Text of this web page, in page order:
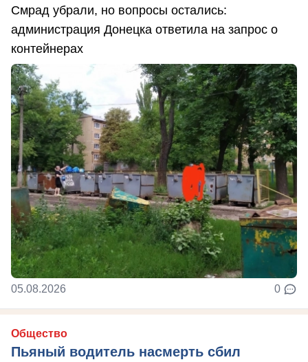
Смрад убрали, но вопросы остались:
администрация Донецка ответила на запрос о
контейнерах
05.08.2026 0
Общество
Пьяный водитель насмерть сбил